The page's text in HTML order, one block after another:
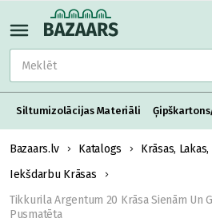
Siltumizolācijas Materiāli
Bazaars.lv Katalogs
Krāsas,
Iekšdarbu Krāsas
Tikkurila Argentum 20 Krāsa Sienām Un
Pusmatēta